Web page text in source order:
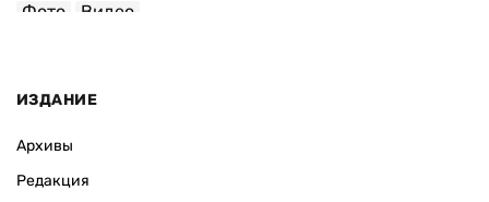
Фото
Видео
ИЗДАНИЕ
Архивы
Редакция